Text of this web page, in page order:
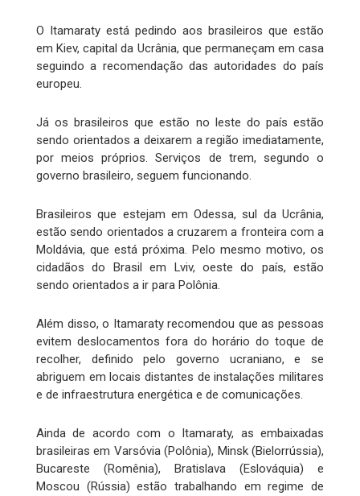
O Itamaraty está pedindo aos brasileiros que estão
em Kiev, capital da Ucrânia, que permaneçam em casa
seguindo a recomendação das autoridades do país
europeu.
Já os brasileiros que estão no leste do país estão
sendo orientados a deixarem a região imediatamente,
por meios próprios. Serviços de trem, segundo o
governo brasileiro, seguem funcionando.
Brasileiros que estejam em Odessa, sul da Ucrânia,
estão sendo orientados a cruzarem a fronteira com a
Moldávia, que está próxima. Pelo mesmo motivo, os
cidadãos do Brasil em Lviv, oeste do país, estão
sendo orientados a ir para Polônia.
Além disso, o Itamaraty recomendou que as pessoas
evitem deslocamentos fora do horário do toque de
recolher, definido pelo governo ucraniano, e se
abriguem em locais distantes de instalações militares
e de infraestrutura energética e de comunicações.
Ainda de acordo com o Itamaraty, as embaixadas
brasileiras em Varsóvia (Polônia), Minsk (Bielorrússia),
Bucareste (Romênia), Bratislava (Eslováquia) e
Moscou (Rússia) estão trabalhando em regime de